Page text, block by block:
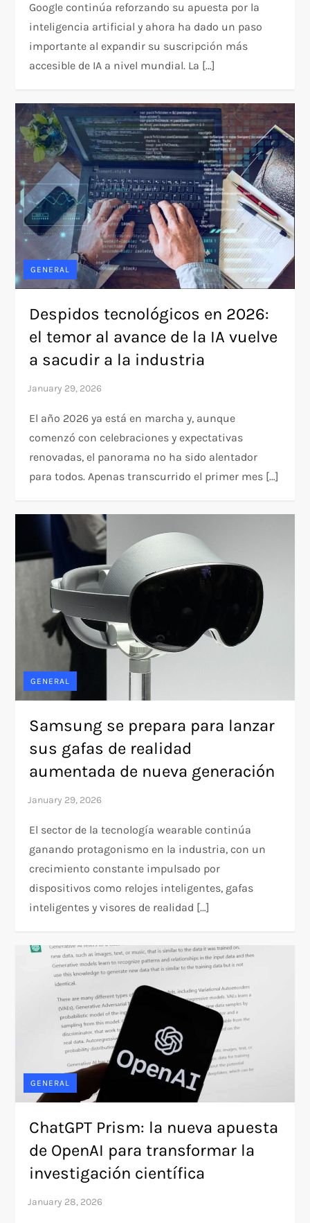
Google continúa reforzando su apuesta por la
inteligencia artificial y ahora ha dado un paso
importante al expandir su suscripción más
accesible de IA a nivel mundial. La […]
GENERAL
Despidos tecnológicos en 2026:
el temor al avance de la IA vuelve
a sacudir a la industria
El año 2026 ya está en marcha y, aunque
comenzó con celebraciones y expectativas
renovadas, el panorama no ha sido alentador
para todos. Apenas transcurrido el primer mes […]
GENERAL
Samsung se prepara para lanzar
sus gafas de realidad
aumentada de nueva generación
El sector de la tecnología wearable continúa
ganando protagonismo en la industria, con un
crecimiento constante impulsado por
dispositivos como relojes inteligentes, gafas
inteligentes y visores de realidad […]
GENERAL
ChatGPT Prism: la nueva apuesta
de OpenAI para transformar la
investigación científica